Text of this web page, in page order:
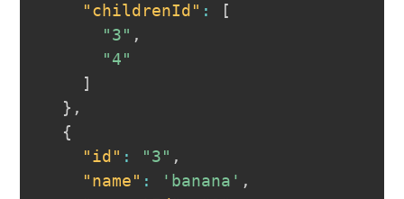
"childrenId" :
[
"3" ,
"4"
]
} ,
{
"id" : "3" ,
"name" : 'banana' ,